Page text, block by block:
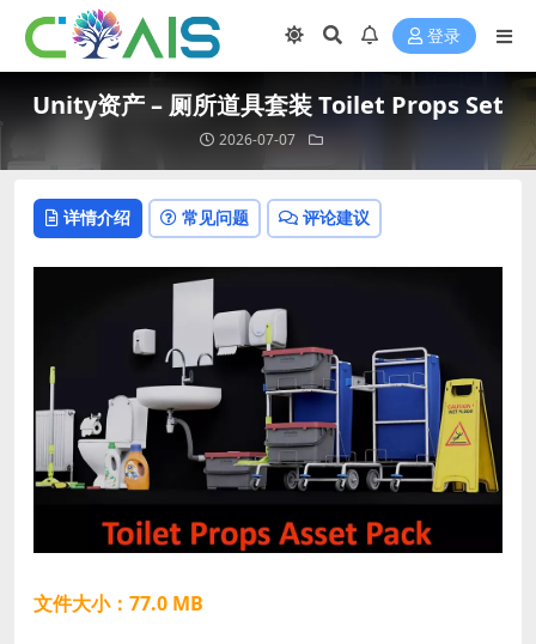
登录
Unity资产 – 厕所道具套装 Toilet Props Set
2026-07-07
详情介绍 常见问题 评论建议
文件大小：77.0 MB